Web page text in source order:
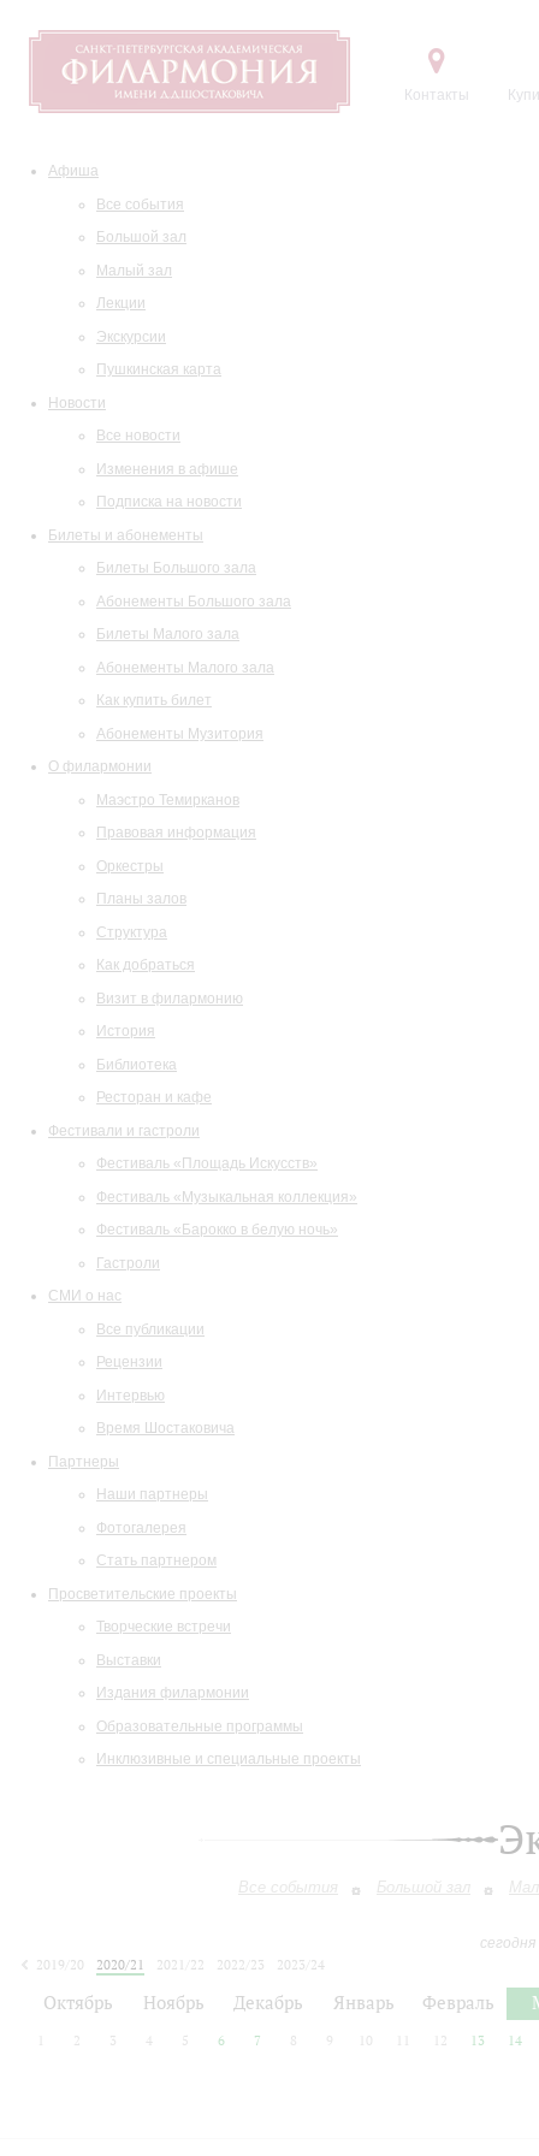
Контакты
Афиша
Все события
Большой зал
Малый зал
Лекции
Экскурсии
Пушкинская карта
Новости
Все новости
Изменения в афише
Подписка на новости
Билеты и абонементы
Билеты Большого зала
Абонементы Большого зала
Билеты Малого зала
Абонементы Малого зала
Как купить билет
Абонементы Музитория
О филармонии
Маэстро Темирканов
Правовая информация
Оркестры
Планы залов
Структура
Как добраться
Визит в филармонию
История
Библиотека
Ресторан и кафе
Фестивали и гастроли
Фестиваль «Площадь Искусств»
Фестиваль «Музыкальная коллекция»
Фестиваль «Барокко в белую ночь»
Гастроли
СМИ о нас
Все публикации
Рецензии
Интервью
Время Шостаковича
Партнеры
Наши партнеры
Фотогалерея
Стать партнером
Просветительские проекты
Творческие встречи
Выставки
Издания филармонии
Образовательные программы
Инклюзивные и специальные проекты
Все события Большой зал
2019/20
2020/21 2021/22 2022/23
2023/24
Октябрь Ноябрь Декабрь Январь Февраль
2 3 4 5 6 7 8 9 10 12 13 14